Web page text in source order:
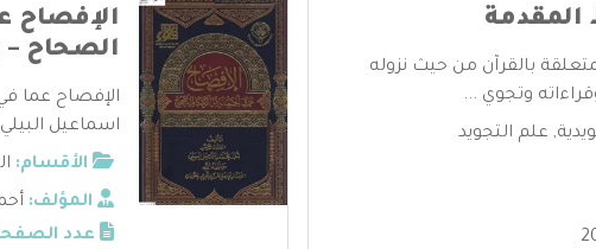
المقدمة
بالقرآن من حيث نزوله
وتجوي ...
, علم التجويد
الإفصاح
الصحاح –
الإفصاح عما
اسماعيل
الأقسام:
المؤلف:
عدد